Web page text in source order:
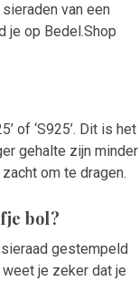
van een
je op Bedel.Shop
of ‘S925’. Dit is het
gehalte zijn minder
om te dragen.
bol?
gestempeld
je zeker dat je